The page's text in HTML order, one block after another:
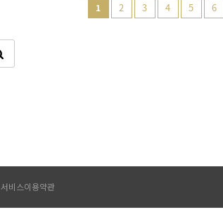
1 2 3 4 5 6
서비스이용약관